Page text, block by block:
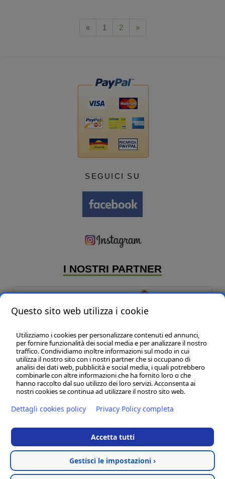
«Previous
1 2 »Next
SEGUICI SU
I NOSTRI PARTNER
P & B Line sas - P.IVA:01320140435
Marche - Civitanova Marche (MC) - 62012 - Via L. Einaudi, 108 - int.27 - Tel:
(+39) 02 83417 246 -info@pbline.eu
Lazio - Roma (RM) - 00186 - Via Della Reginella, 10 - tel. (+39) 338 2792657
Toscana - Cortona (AR ) - 52044 - tel. + 39 335 59 888 66
Termini e condizioni
Cookies policy -Privacy policy
Hosted & created byClion SpA
Questo sito web utilizza i cookie
Utilizziamo i cookies per personalizzare contenuti ed annunci,
per fornire funzionalità dei social media e per analizzare il nostro
traffico. Condividiamo inoltre informazioni sul modo in cui
utilizza il nostro sito con i nostri partner che si occupano di
analisi dei dati web, pubblicità e social media, i quali potrebbero
combinarle con altre informazioni che ha fornito loro o che
hanno raccolto dal suo utilizzo dei loro servizi. Acconsenta ai
nostri cookies se continua ad utilizzare il nostro sito web.
Dettagli cookies policy Privacy Policy completa
Accetta tutti
Gestisci le impostazioni ›